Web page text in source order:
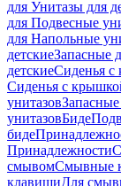
для Унитазы для
для Подвесные
для Напольные
детскиеЗапасные
детскиеСиденья с
Сиденья с
унитазов
унитазовБиде
биде
Принадлежности
смывомСмывные
клавишиДля